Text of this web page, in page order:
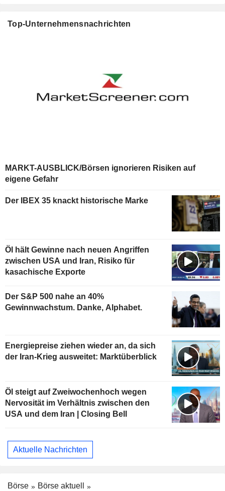
Top-Unternehmensnachrichten
MARKT-AUSBLICK/Börsen ignorieren Risiken auf
eigene Gefahr
Der IBEX 35 knackt historische Marke
Öl hält Gewinne nach neuen Angriffen
zwischen USA und Iran, Risiko für
kasachische Exporte
Der S&P 500 nahe an 40%
Gewinnwachstum. Danke, Alphabet.
Energiepreise ziehen wieder an, da sich
der Iran-Krieg ausweitet: Marktüberblick
Öl steigt auf Zweiwochenhoch wegen
Nervosität im Verhältnis zwischen den
USA und dem Iran | Closing Bell
Aktuelle Nachrichten
Börse
Börse aktuell